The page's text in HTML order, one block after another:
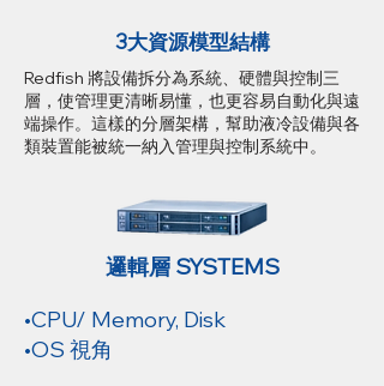
3大資源模型結構
Redfish 將設備拆分為系統、硬體與控制三
層，使管理更清晰易懂，也更容易自動化與遠
端操作。這樣的分層架構，幫助液冷設備與各
類裝置能被統一納入管理與控制系統中。
邏輯層 SYSTEMS
•CPU/ Memory, Disk
•OS 視角